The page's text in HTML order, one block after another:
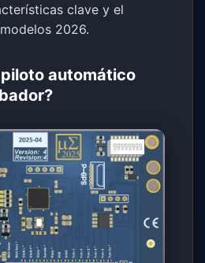
clave y el
2026.
piloto automático